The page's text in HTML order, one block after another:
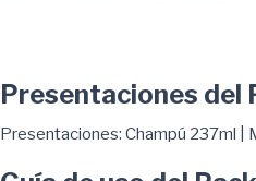
Presentaciones del
Presentaciones: Champú 237ml |